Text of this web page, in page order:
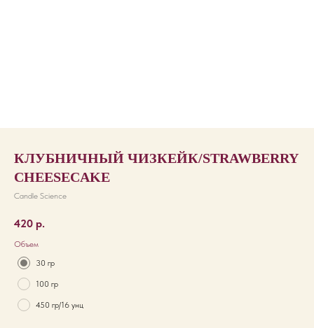
КЛУБНИЧНЫЙ ЧИЗКЕЙК/STRAWBERRY
CHEESECAKE
Candle Science
420 р.
Объем
30 гр
100 гр
450 гр/16 унц